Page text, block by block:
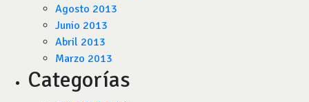
Agosto 2013
Junio 2013
Abril 2013
Marzo 2013
Categorías